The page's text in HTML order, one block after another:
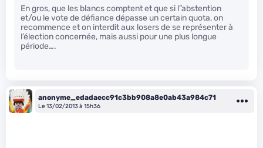
En gros, que les blancs comptent et que si l”abstention
et/ou le vote de défiance dépasse un certain quota, on
recommence et on interdit aux losers de se représenter à
l’élection concernée, mais aussi pour une plus longue
période….
anonyme_edadaecc91c3bb908a8e0ab43a984c71
Le 13/02/2013 à 15h36